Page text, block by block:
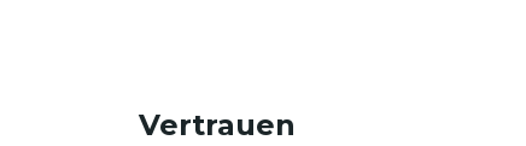
Vertrauen